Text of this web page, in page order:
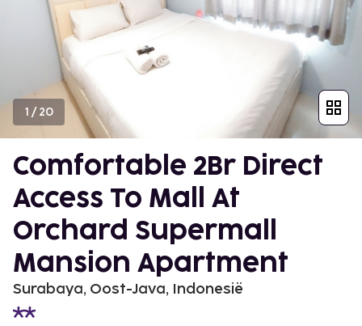
1 /20
Comfortable 2Br Direct
Access To Mall At
Orchard Supermall
Mansion Apartment
Surabaya, Oost-Java, Indonesië